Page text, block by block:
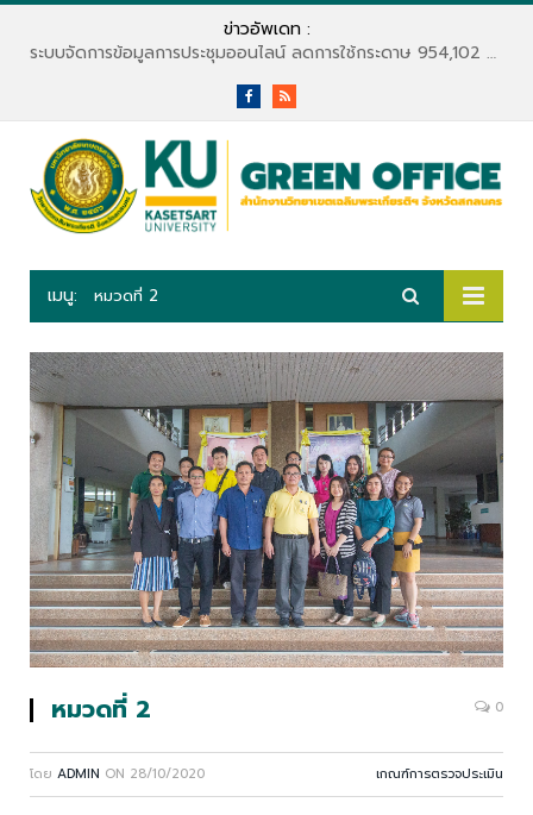
ข่าวอัพเดท :
ระบบจัดการข้อมูลการประชุมออนไลน์ ลดการใช้กระดาษ 954,102 แผ่น
FacebookRSS
เมนู: หมวดที่ 2
หมวดที่ 2 0
โดย ADMIN ON 28/10/2020 เกณฑ์การตรวจประเมิน